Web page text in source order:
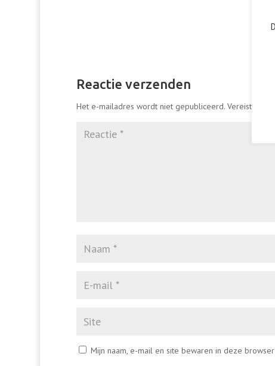
Reactie verzenden
Het e-mailadres wordt niet gepubliceerd. Vereiste
Mijn naam, e-mail en site bewaren in deze